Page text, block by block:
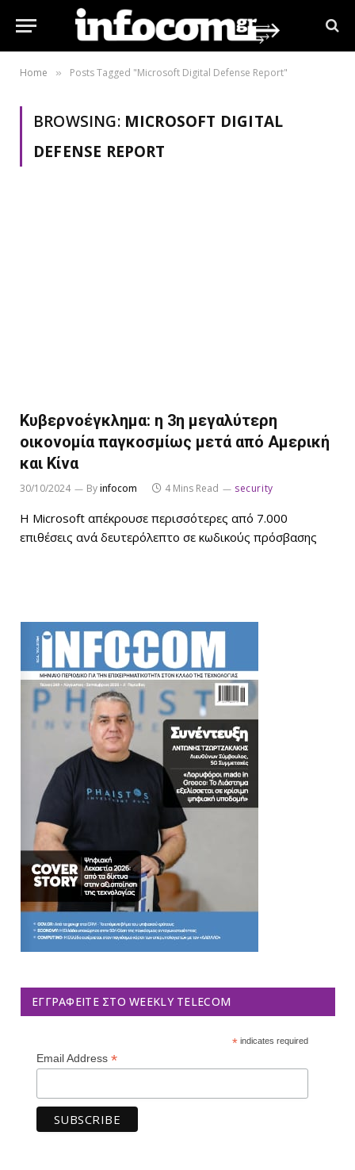
Home » Posts Tagged "Microsoft Digital Defense Report"
BROWSING: MICROSOFT DIGITAL
DEFENSE REPORT
Κυβερνοέγκλημα: η 3η μεγαλύτερη
οικονομία παγκοσμίως μετά από Αμερική
και Κίνα
30/10/2024 Byinfocom 4 Mins Read security
Η Microsoft απέκρουσε περισσότερες από 7.000
επιθέσεις ανά δευτερόλεπτο σε κωδικούς πρόσβασης
ΕΓΓΡΑΦΕΊΤΕ ΣΤΟ WEEKLY TELECOM
*indicates required
Email Address *